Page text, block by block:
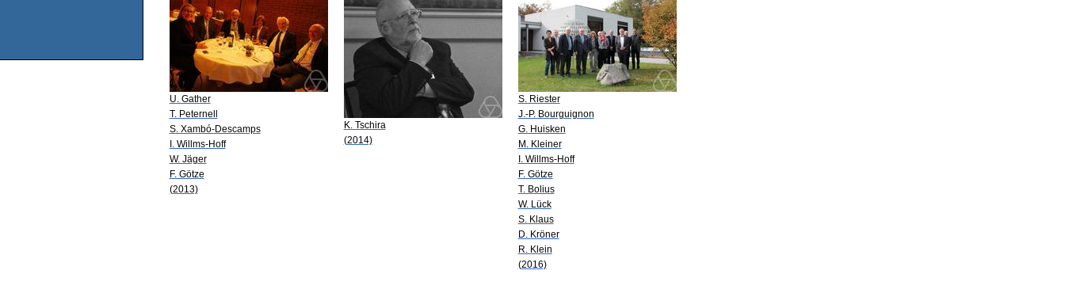
U. Gather
T. Peternell
S. Xambó-Descamps
I. Willms-Hoff
W. Jäger
F. Götze
(2013)
K. Tschira
(2014)
S. Riester
J.-P. Bourguignon
G. Huisken
M. Kleiner
I. Willms-Hoff
F. Götze
T. Bolius
W. Lück
S. Klaus
D. Kröner
R. Klein
(2016)